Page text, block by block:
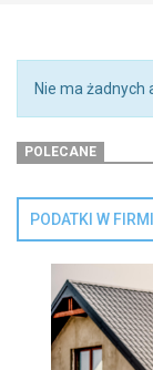
Nie ma żadnych
POLECANE
PODATKI W